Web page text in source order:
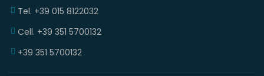
Tel. +39 015 8122032
Cell. +39 351 5700132
+39 351 5700132